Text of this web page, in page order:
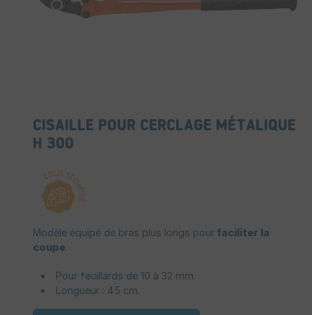
CISAILLE POUR CERCLAGE MÉTALIQUE
H 300
Modèle équipé de bras plus longs pour faciliter la
coupe.
Pour feuillards de 10 à 32 mm.
Longueur : 45 cm.